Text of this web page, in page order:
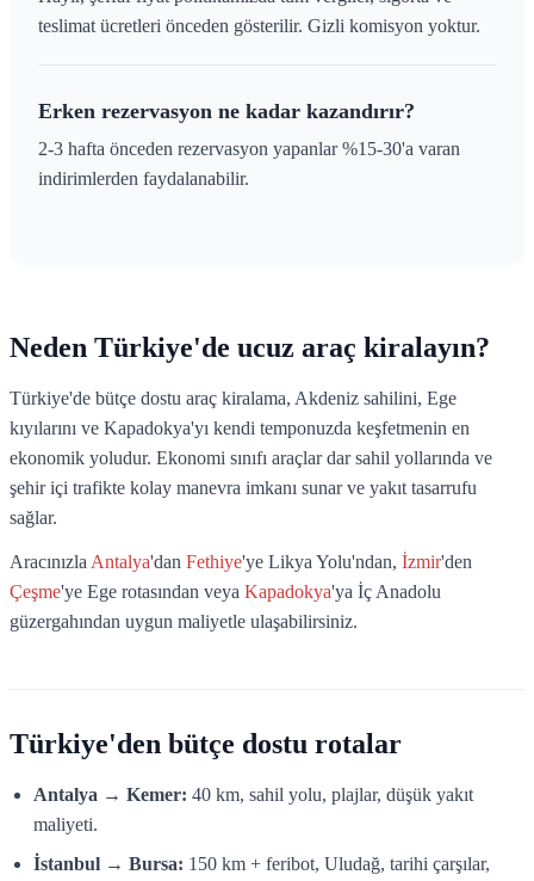
teslimat ücretleri önceden gösterilir. Gizli komisyon yoktur.
Erken rezervasyon ne kadar kazandırır?
2-3 hafta önceden rezervasyon yapanlar %15-30'a varan
indirimlerden faydalanabilir.
Neden Türkiye'de ucuz araç kiralayın?
Türkiye'de bütçe dostu araç kiralama, Akdeniz sahilini, Ege
kıyılarını ve Kapadokya'yı kendi temponuzda keşfetmenin en
ekonomik yoludur. Ekonomi sınıfı araçlar dar sahil yollarında ve
şehir içi trafikte kolay manevra imkanı sunar ve yakıt tasarrufu
sağlar.
Aracınızla Antalya'dan Fethiye'ye Likya Yolu'ndan, İzmir'den
Çeşme'ye Ege rotasından veya Kapadokya'ya İç Anadolu
güzergahından uygun maliyetle ulaşabilirsiniz.
Türkiye'den bütçe dostu rotalar
Antalya → Kemer: 40 km, sahil yolu, plajlar, düşük yakıt
maliyeti.
İstanbul → Bursa: 150 km + feribot, Uludağ, tarihi çarşılar,